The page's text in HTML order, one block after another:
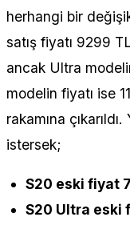
herhangi bir
satış fiyatı 9299
ancak Ultra
modelin fiyatı ise
rakamına
istersek;
S20 eski fiyat
S20 Ultra eski